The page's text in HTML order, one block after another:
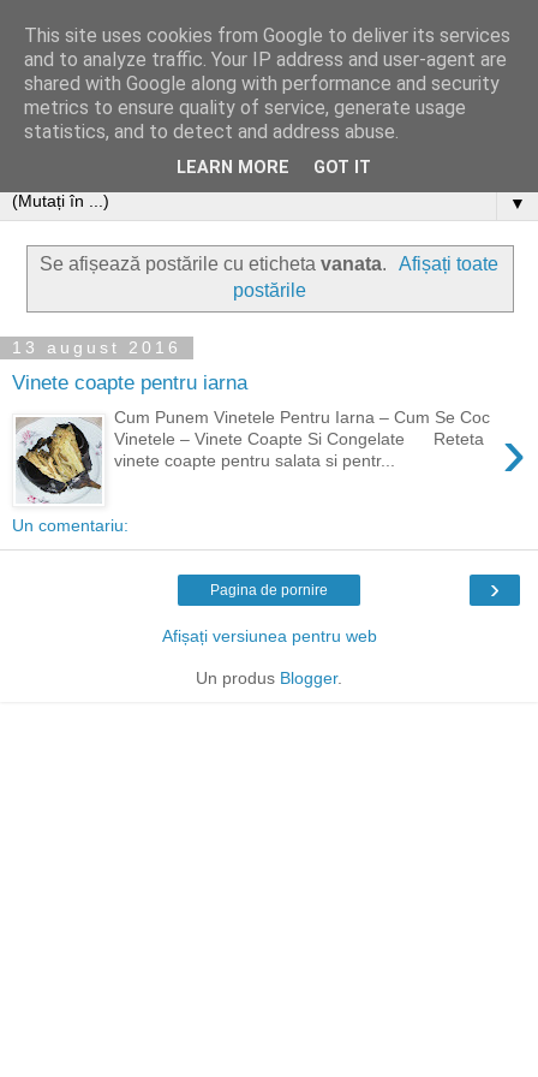
▼
Se afișează postările cu eticheta vanata.
Afișați toate
postările
13 august 2016
Vinete coapte pentru iarna
›
Cum Punem Vinetele Pentru Iarna – Cum Se Coc
Vinetele – Vinete Coapte Si Congelate Reteta
vinete coapte pentru salata si pentr...
Un comentariu:
›
Pagina de pornire
Afișați versiunea pentru web
Un produs Blogger.
This site uses cookies from Google to deliver its services
and to analyze traffic. Your IP address and user-agent are
shared with Google along with performance and security
metrics to ensure quality of service, generate usage
statistics, and to detect and address abuse.
LEARN MORE GOT IT